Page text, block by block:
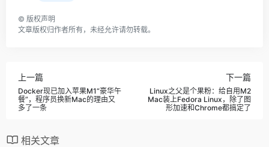
© 版权声明
文章版权归作者所有，未经允许请勿转载。
上一篇
Docker现已加入苹果M1“豪华午
餐”，程序员换新Mac的理由又
多了一条
下一篇
Linux之父是个果粉：给自用M2
Mac装上Fedora Linux，除了图
形加速和Chrome都搞定了
相关文章